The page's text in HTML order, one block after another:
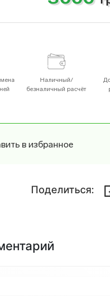
Наличный/
безналичный расчёт
в избранное
Поделиться: